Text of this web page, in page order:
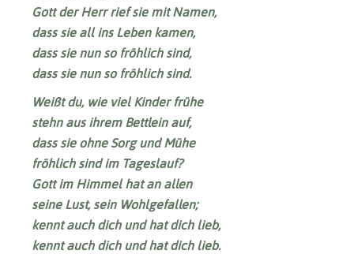
Gott der Herr rief sie mit Namen,
dass sie all ins Leben kamen,
dass sie nun so fröhlich sind,
dass sie nun so fröhlich sind.
Weißt du, wie viel Kinder frühe
stehn aus ihrem Bettlein auf,
dass sie ohne Sorg und Mühe
fröhlich sind im Tageslauf?
Gott im Himmel hat an allen
seine Lust, sein Wohlgefallen;
kennt auch dich und hat dich lieb,
kennt auch dich und hat dich lieb.